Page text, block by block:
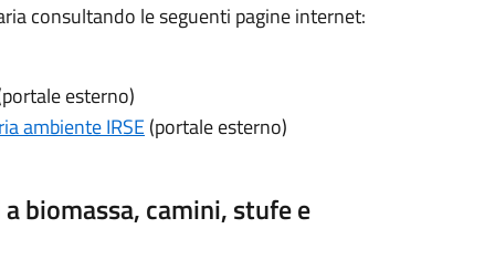
consultando le seguenti pagine internet:
esterno)
ambiente IRSE(portale esterno)
biomassa, camini, stufe e